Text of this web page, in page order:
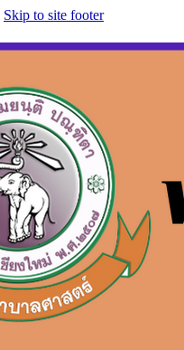
Skip to site footer